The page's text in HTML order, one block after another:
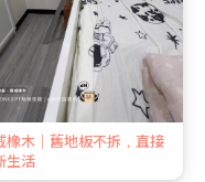
橡木｜舊地板不拆，直接
生活